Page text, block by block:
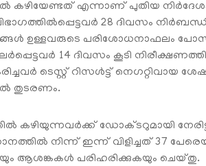
കഴിയേണ്ടത് എന്നാണ് പുതിയ
28 ദിവസം
ഉള്ളവരുടെ പരിശോധനാഫലം
14 ദിവസം കൂടി
ടെസ്റ്റ് റിസള്‍ട്ട് നെഗറ്റിവായ
തുടരണം.
കഴിയുന്നവര്‍ക്ക് ഡോക്ടറുമായി
നിന്ന് ഇന്ന് വിളിച്ചത് 37
ആശങ്കകള്‍ പരിഹരിക്കുകയും ചെയ്തു.